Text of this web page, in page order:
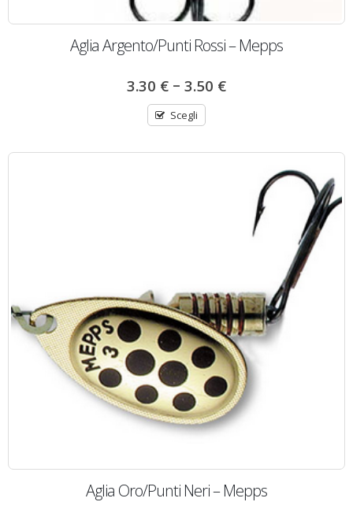
Aglia Argento/Punti Rossi – Mepps
3.30 € – 3.50 €
Scegli
Aglia Oro/Punti Neri – Mepps